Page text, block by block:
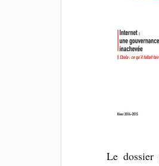
Le dossier